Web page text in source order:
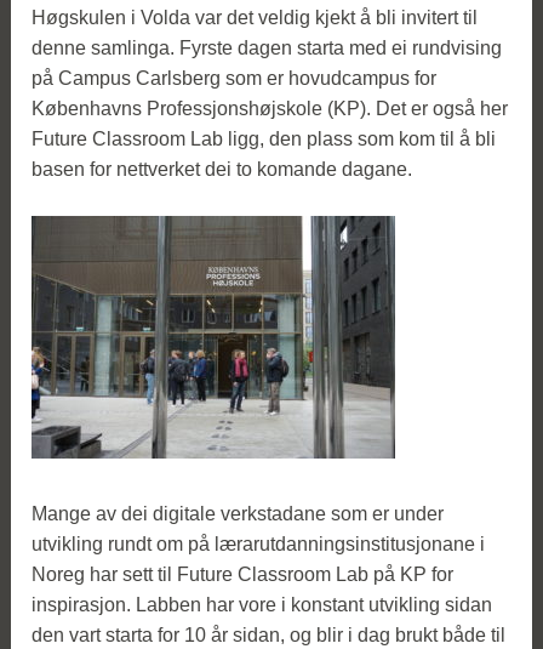
Høgskulen i Volda var det veldig kjekt å bli invitert til
denne samlinga. Fyrste dagen starta med ei rundvising
på Campus Carlsberg som er hovudcampus for
Københavns Professjonshøjskole (KP). Det er også her
Future Classroom Lab ligg, den plass som kom til å bli
basen for nettverket dei to komande dagane.
Mange av dei digitale verkstadane som er under
utvikling rundt om på lærarutdanningsinstitusjonane i
Noreg har sett til Future Classroom Lab på KP for
inspirasjon. Labben har vore i konstant utvikling sidan
den vart starta for 10 år sidan, og blir i dag brukt både til